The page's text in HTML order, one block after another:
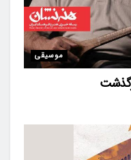
موسیقی